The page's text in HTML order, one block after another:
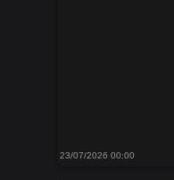
23/07/2026 00:00